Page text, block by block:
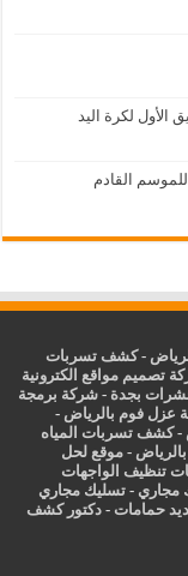
الأول لكرة اليد
القادم
-كشف تسربات
تصميم مواقع الكترونية
بجدة -شركة برمجة
عزل فوم بالرياض -
-كشف تسربات المياه
- موقع لحل
تنظيف الواجهات
مجاري -تسليك مجاري
حمامات -دكتور كشف